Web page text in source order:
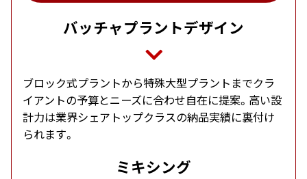
バッチャプラントデザイン
ブロック式プラントから特殊大型プラントまでクラ
イアントの予算とニーズに合わせ自在に提案。高い設
計力は業界シェアトップクラスの納品実績に裏付け
られます。
ミキシング